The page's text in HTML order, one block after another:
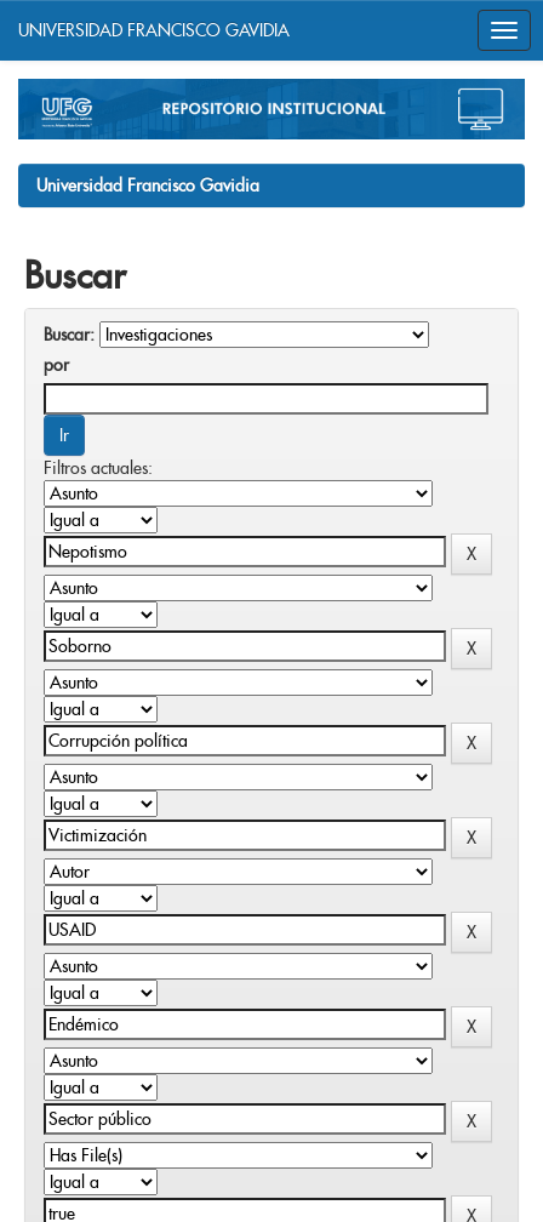
navigation
UNIVERSIDAD FRANCISCO GAVIDIA
Universidad Francisco Gavidia
Buscar
Buscar:
por
Filtros actuales: